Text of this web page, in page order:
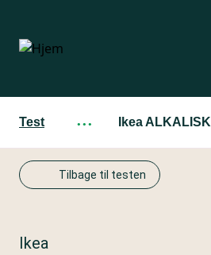
hovedindhold
Test ··· Ikea ALKALISK
Tilbage til testen
Ikea